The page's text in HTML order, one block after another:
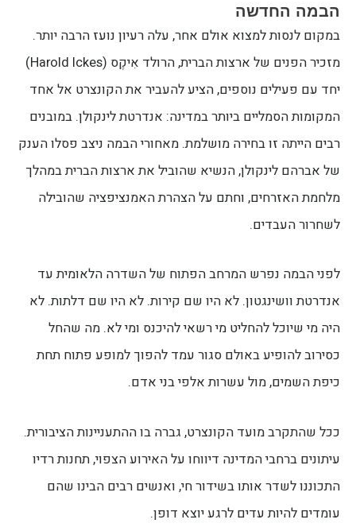
הבמה החדשה
במקום לנסות למצוא אולם אחר, עלה רעיון נועז הרבה יותר.
מזכיר הפנים של ארצות הברית, הרולד אִיקֶס (Harold Ickes)
יחד עם פעילים נוספים, הציע להעביר את הקונצרט אל אחד
המקומות הסמליים ביותר במדינה: אנדרטת לינקולן. במובנים
רבים הייתה זו בחירה מושלמת. מאחורי הבמה ניצב פסלו הענק
של אברהם לינקולן, הנשיא שהוביל את ארצות הברית במהלך
מלחמת האזרחים, וחתם על הצהרת האמנציפציה שהובילה
לשחרור העבדים.
לפני הבמה נפרש המרחב הפתוח של השדרה הלאומית עד
אנדרטת וושינגטון. לא היו שם קירות. לא היו שם דלתות. לא
היה מי שיוכל להחליט מי רשאי להיכנס ומי לא. מה שהחל
כסירוב להופיע באולם סגור עמד להפוך למופע פתוח תחת
כיפת השמים, מול עשרות אלפי בני אדם.
ככל שהתקרב מועד הקונצרט, גברה בו ההתעניינות הציבורית.
עיתונים ברחבי המדינה דיווחו על האירוע הצפוי, תחנות רדיו
התכוננו לשדר אותו בשידור חי, ואנשים רבים הבינו שהם
עומדים להיות עדים לרגע יוצא דופן.